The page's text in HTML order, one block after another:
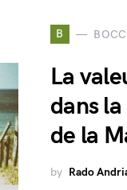
B BOCC
La
dans
de la
by Rado